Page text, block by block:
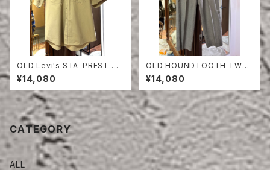
OLD Levi's STA-PREST HA
LF SLEEVE SHIRT
¥14,080
OLD HOUNDTOOTH TWO
TUCK TROUSERS
¥14,080
CATEGORY
ALL